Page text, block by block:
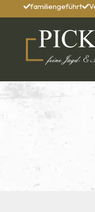
familiengeführt